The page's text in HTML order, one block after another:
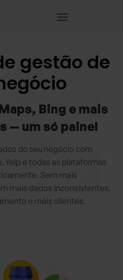
gestão de
Bing e mais
— um só painel​
do seu negócio com
Yelp e todas as plataformas
Sem mais
mais dados inconsistentes.
e mais clientes.